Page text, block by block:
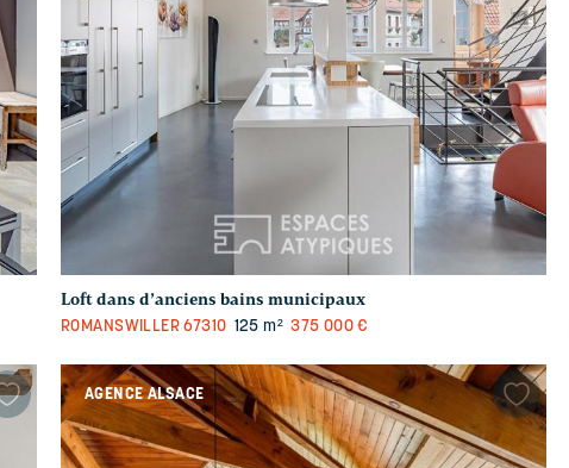
Loft dans d’anciens bains municipaux
ROMANSWILLER 67310 125 m² 375 000 €
AGENCE ALSACE